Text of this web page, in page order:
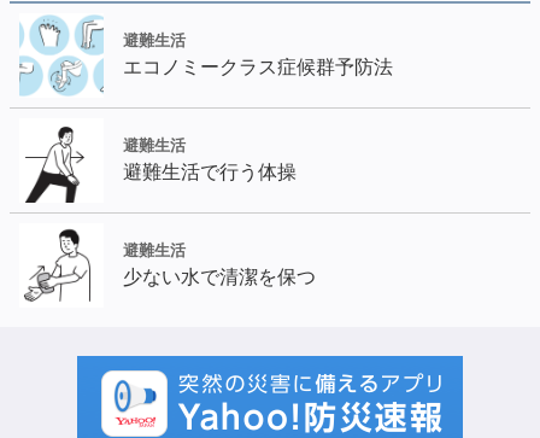
避難生活
エコノミークラス症候群予防法
避難生活
避難生活で行う体操
避難生活
少ない水で清潔を保つ